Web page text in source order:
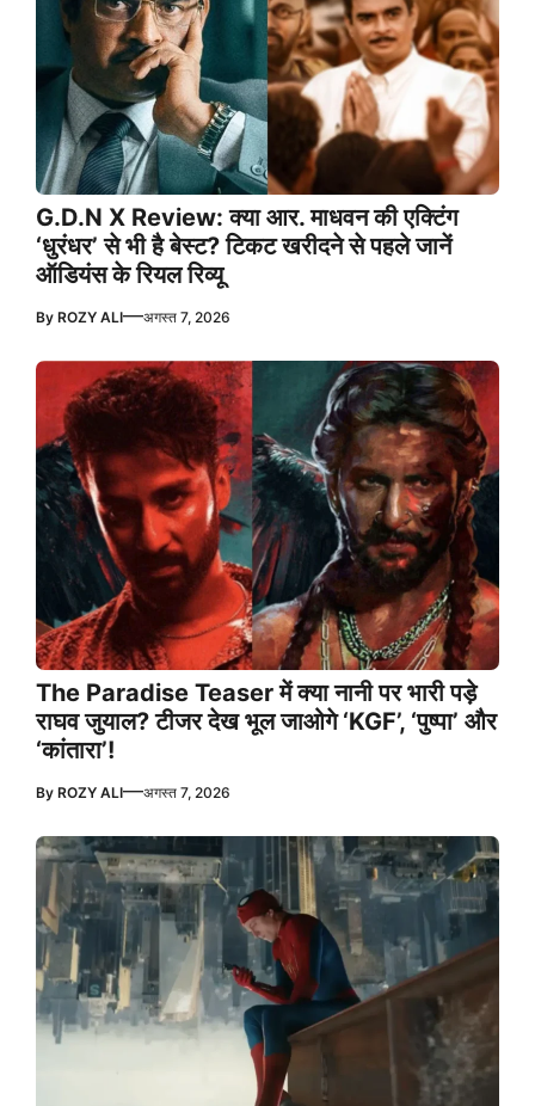
G.D.N X Review: क्या आर. माधवन की एक्टिंग
‘धुरंधर’ से भी है बेस्ट? टिकट खरीदने से पहले जानें
ऑडियंस के रियल रिव्यू
By ROZY ALI—अगस्त 7, 2026
The Paradise Teaser में क्या नानी पर भारी पड़े
राघव जुयाल? टीजर देख भूल जाओगे ‘KGF’, ‘पुष्पा’ और
‘कांतारा’!
By ROZY ALI—अगस्त 7, 2026